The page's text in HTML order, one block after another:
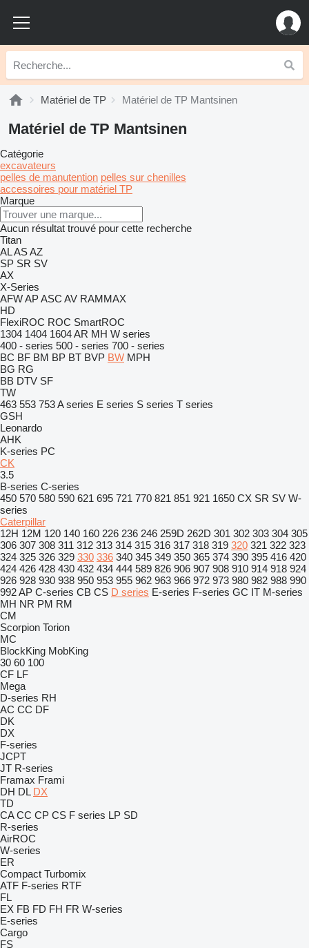
Matériel de TP Matériel de TP Mantsinen
Matériel de TP Mantsinen
Catégorie
excavateurs
pelles de manutention pelles sur chenilles
accessoires pour matériel TP
Marque
Aucun résultat trouvé pour cette recherche
Titan
ALASAZ
SP SR SV
AX
X-Series
AFWAPASC AV RAMMAX
HD
FlexiROC ROC SmartROC
1304 1404 1604AR MH W series
400 - series 500 - series 700 - series
BC BF BM BP BT BVP BW MPH
BG RG
BB DTV SF
TW
463 553 753A series E series S series T series
GSH
Leonardo
AHK
K-series PC
CK
3.5
B-series C-series
450 570 580 590 621 695 721 770 821 851 921 1650 CX SR SV W-
series
Caterpillar
12H 12M 120 140 160 226 236 246 259D 262D 301 302 303 304 305
306 307 308 311 312 313 314 315 316 317 318 319 320 321 322 323
324 325 326 329 330 336 340 345 349 350 365 374 390 395 416 420
424 426 428 430 432 434 444 589 826 906 907 908 910 914 918 924
926 928 930 938 950 953 955 962 963 966 972 973 980 982 988 990
992AP C-series CB CS D series E-series F-series GC IT M-series
MH NR PM RM
CM
Scorpion Torion
MC
BlockKing MobKing
30 60 100
CF LF
Mega
D-series RH
AC CC DF
DK
DX
F-series
JCPT
JT R-series
Framax Frami
DH DL DX
TD
CA CC CP CS F series LP SD
R-series
AirROC
W-series
ER
Compact Turbomix
ATF F-series RTF
FL
EX FB FD FH FR W-series
E-series
Cargo
FS